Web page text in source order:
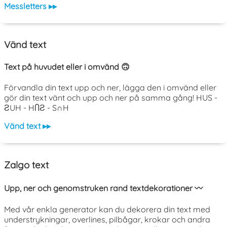
Messletters ▸▸
Vänd text
Text på huvudet eller i omvänd 🙃
Förvandla din text upp och ner, lägga den i omvänd eller
gör din text vänt och upp och ner på samma gång! HUS -
ƧUH - HႶƧ - S∩H
Vänd text ▸▸
Zalgo text
Upp, ner och genomstruken rand textdekorationer 〰️
Med vår enkla generator kan du dekorera din text med
understrykningar, overlines, pilbågar, krokar och andra